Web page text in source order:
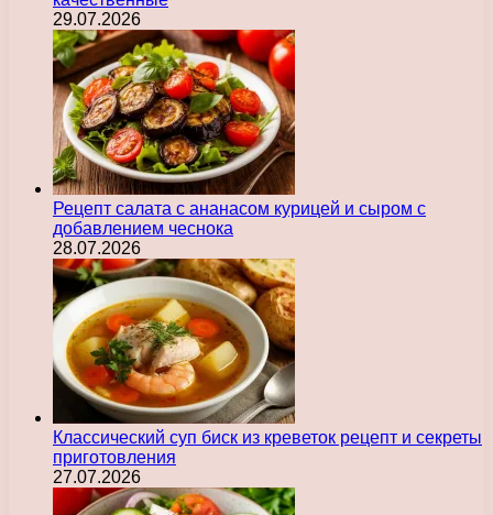
29.07.2026
Рецепт салата с ананасом курицей и сыром с
добавлением чеснока
28.07.2026
Классический суп биск из креветок рецепт и секреты
приготовления
27.07.2026